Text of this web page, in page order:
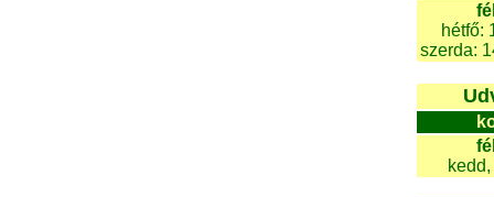
hétfő:
szerda: